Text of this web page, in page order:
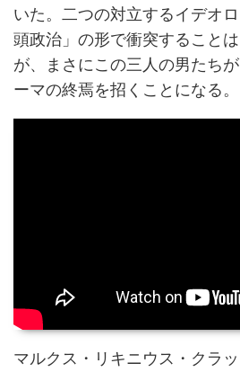
いた。二つの対立するイデオ
頭政治」の形で衝突すること
が、まさにこの三人の男たち
ーマの終焉を招くことになる。
マルクス・リキニウス・クラ